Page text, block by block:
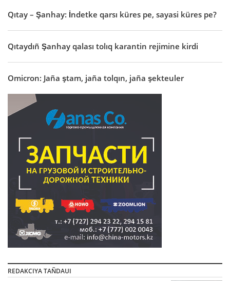
Qıtay – Şanhay: İndetke qarsı küres pe, sayasi küres pe?
Qıtaydıñ Şanhay qalası tolıq karantin rejimine kirdi
Omicron: Jaña ştam, jaña tolqın, jaña şekteuler
REDAKCIYA TAÑDAUI